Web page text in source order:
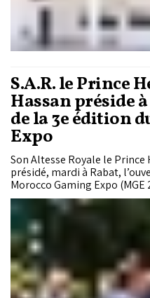
S.A.R. le Prince
Hassan préside
de la 3e édition
Expo
Son Altesse Royale le Prince
présidé, mardi à Rabat,
Morocco Gaming Expo
incontournable des jeunes
des acteurs de l’industrie du
mai sous le Haut Patronage
VI, que Dieu L’assiste.